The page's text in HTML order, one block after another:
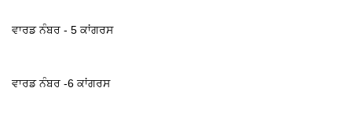
ਵਾਰਡ ਨੰਬਰ - 5 ਕਾਂਗਰਸ
ਵਾਰਡ ਨੰਬਰ -6 ਕਾਂਗਰਸ